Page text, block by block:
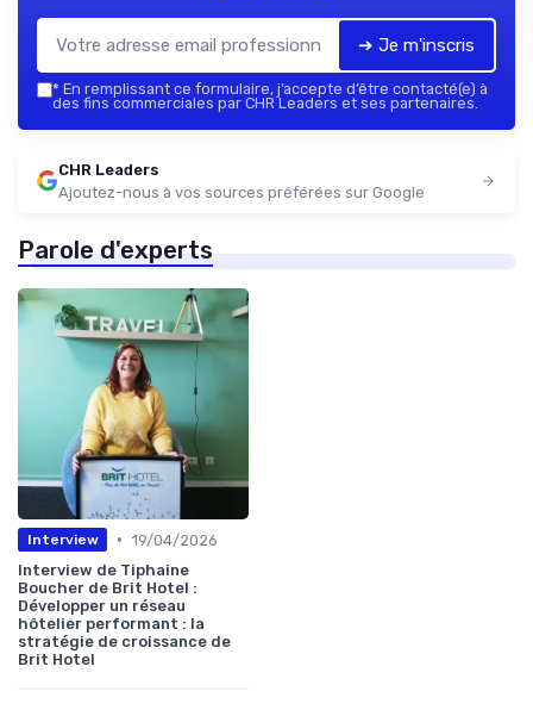
➔ Je m'inscris
* En remplissant ce formulaire, j’accepte d’être contacté(e) à
des fins commerciales par CHR Leaders et ses partenaires.
CHR Leaders
Ajoutez-nous à vos sources préférées sur Google
Parole d'experts
Interview • 19/04/2026
Interview de Tiphaine
Boucher de Brit Hotel :
Développer un réseau
hôtelier performant : la
stratégie de croissance de
Brit Hotel